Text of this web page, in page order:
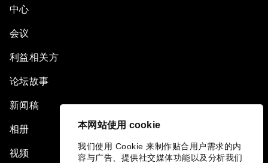
本网站使用 cookie
我们使用 Cookie 来制作贴合用户需求的内
容与广告、提供社交媒体功能以及分析我们
中心
会议
利益相关方
论坛故事
新闻稿
相册
视频